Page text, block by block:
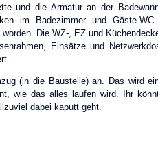
und die Armatur an der
im Badezimmer und Gäste-
worden. Die WZ-, EZ und
Einsätze und
(in die Baustelle) an. Das wird
wie das alles laufen wird. Ihr
dabei kaputt geht.